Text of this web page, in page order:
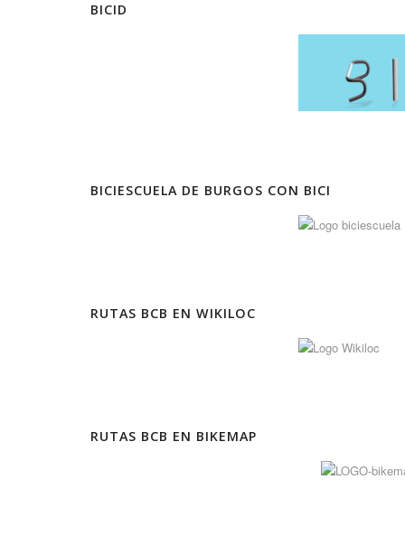
BICID
BICIESCUELA DE BURGOS CON BICI
RUTAS BCB EN WIKILOC
RUTAS BCB EN BIKEMAP